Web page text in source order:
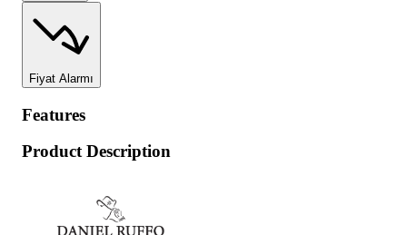
Fiyat Alarmı
Features
Product Description